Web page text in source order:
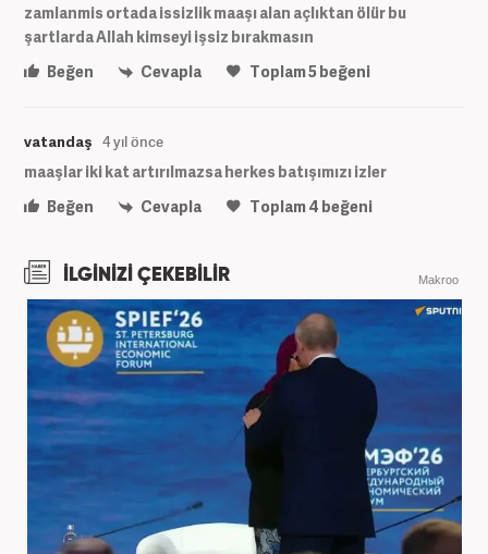
zamlanmis ortada issizlik maaşı alan açlıktan ölür bu
şartlarda Allah kimseyi işsiz bırakmasın
Beğen
Cevapla Toplam5beğeni
vatandaş 4 yıl önce
maaşlar iki kat artırılmazsa herkes batışımızı izler
Beğen
Cevapla Toplam4 beğeni
İLGİNİZİ ÇEKEBİLİR Makroo